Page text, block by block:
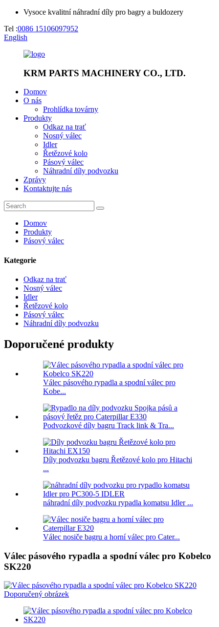
Vysoce kvalitní náhradní díly pro bagry a buldozery
Tel :0086 15106097952
English
KRM PARTS MACHINERY CO., LTD.
Domov
O nás
Prohlídka továrny
Produkty
Odkaz na trať
Nosný válec
Idler
Řetězové kolo
Pásový válec
Náhradní díly podvozku
Zprávy
Kontaktujte nás
Domov
Produkty
Pásový válec
Kategorie
Odkaz na trať
Nosný válec
Idler
Řetězové kolo
Pásový válec
Náhradní díly podvozku
Doporučené produkty
Válec pásového rypadla a spodní válec pro
Kobe...
Podvozkové díly bagru Track link & Tra...
Díly podvozku bagru Řetězové kolo pro Hitachi
...
náhradní díly podvozku rypadla komatsu Idler ...
Válec nosiče bagru a horní válec pro Cater...
Válec pásového rypadla a spodní válec pro Kobelco
SK220